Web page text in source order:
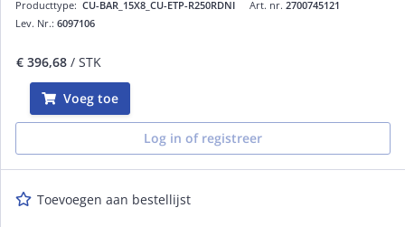
Art. nr. 2700745121
Producttype: CU-BAR_15X8_CU-ETP-R250RDNI
Lev. Nr.: 6097106
€ 396,68 / STK
Voeg toe
Log in of registreer
Toevoegen aan bestellijst